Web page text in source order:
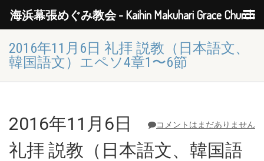
2016年11月6日 礼拝 説教（日本語文、
韓国語文）エペソ4章1〜6節
コメントはまだありません
2016年11月6日
礼拝 説教（日本語文、韓国語
海浜幕張めぐみ教会 - Kaihin Makuhari Grace Church